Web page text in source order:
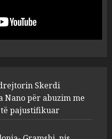
Joana Nano për
me fondet publike dhe
të pajustifikuar
Gramshi, nis
penal për Koço
(VIDEO)
2025
Skerdi
Nano për abuzim me
pajustifikuar